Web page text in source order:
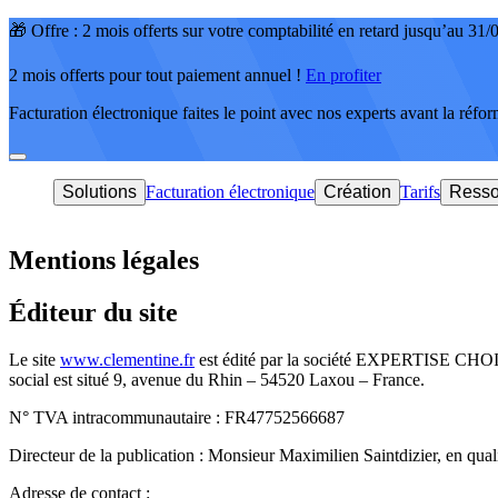
🎁 Offre : 2 mois offerts sur votre comptabilité en retard jusqu’au 31/
2 mois offerts pour tout paiement annuel ! En profiter
Facturation électronique faites le point avec nos experts avant la
Solutions Facturation électronique Création Tarifs
Mentions légales
Éditeur du site
Le site www.clementine.frest édité par la société EXPERTISE
social est situé 9, avenue du Rhin – 54520 Laxou – France.
N° TVA intracommunautaire : FR47752566687
Directeur de la publication : Monsieur Maximilien Saintdizier, en
Adresse de contact :